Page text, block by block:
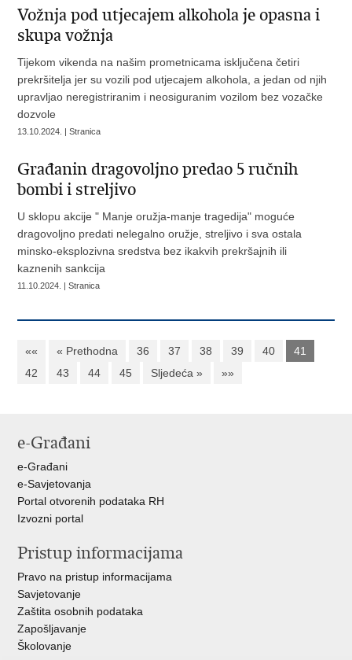
Vožnja pod utjecajem alkohola je opasna i
skupa vožnja
Tijekom vikenda na našim prometnicama isključena četiri
prekršitelja jer su vozili pod utjecajem alkohola, a jedan od njih
upravljao neregistriranim i neosiguranim vozilom bez vozačke
dozvole
13.10.2024. | Stranica
Građanin dragovoljno predao 5 ručnih
bombi i streljivo
U sklopu akcije " Manje oružja-manje tragedija" moguće
dragovoljno predati nelegalno oružje, streljivo i sva ostala
minsko-eksplozivna sredstva bez ikakvih prekršajnih ili
kaznenih sankcija
11.10.2024. | Stranica
«« « Prethodna 36 37 38 39 40
41
42
43 44 45 Sljedeća » »»
e-Građani
e-Građani
e-Savjetovanja
Portal otvorenih podataka RH
Izvozni portal
Pristup informacijama
Pravo na pristup informacijama
Savjetovanje
Zaštita osobnih podataka
Zapošljavanje
Školovanje